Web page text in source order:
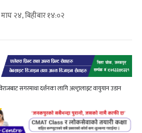
२४, बिहीबार १४:०२